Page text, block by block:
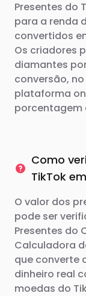
Presentes do
para a renda
convertidos
Os criadores
diamantes
conversão,
plataforma
porcentagem
Como
TikTok
O valor dos
pode ser
Presentes do
Calculadora
que converte
dinheiro real
moedas do